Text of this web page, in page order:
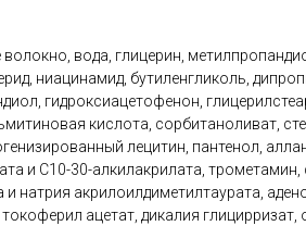
вода, глицерин,
ниацинамид, бутиленгликоль,
гидроксиацетофенон,
кислота, сорбитаноливат,
лецитин, пантенол,
и С10-30-алкилакрилата,
и натрия акрилоилдиметилтаурата,
ацетат, дикалия